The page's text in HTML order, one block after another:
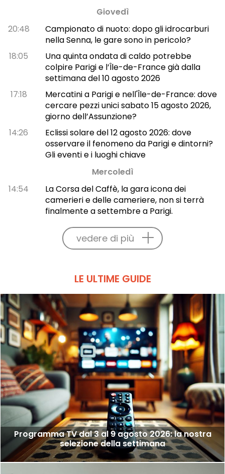
Giovedì
20:48
Campionato di nuoto: dopo gli idrocarburi
nella Senna, le gare sono in pericolo?
18:05
Una quinta ondata di caldo potrebbe
colpire Parigi e l’Île-de-France già dalla
settimana del 10 agosto 2026
17:18
Mercatini a Parigi e nell'Île-de-France: dove
cercare pezzi unici sabato 15 agosto 2026,
giorno dell’Assunzione?
14:26
Eclissi solare del 12 agosto 2026: dove
osservare il fenomeno da Parigi e dintorni?
Gli eventi e i luoghi chiave
Mercoledì
14:54
La Corsa del Caffè, la gara icona dei
camerieri e delle cameriere, non si terrà
finalmente a settembre a Parigi.
vedere di più
LE ULTIME GUIDE
Programma TV dal 3 al 9 agosto 2026: la nostra
selezione della settimana